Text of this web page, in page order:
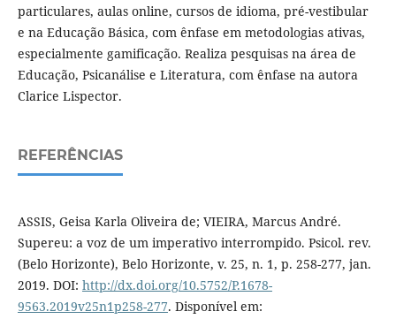
particulares, aulas online, cursos de idioma, pré-vestibular
e na Educação Básica, com ênfase em metodologias ativas,
especialmente gamificação. Realiza pesquisas na área de
Educação, Psicanálise e Literatura, com ênfase na autora
Clarice Lispector.
REFERÊNCIAS
ASSIS, Geisa Karla Oliveira de; VIEIRA, Marcus André.
Supereu: a voz de um imperativo interrompido. Psicol. rev.
(Belo Horizonte), Belo Horizonte, v. 25, n. 1, p. 258-277, jan.
2019. DOI: http://dx.doi.org/10.5752/P.1678-
9563.2019v25n1p258-277. Disponível em: